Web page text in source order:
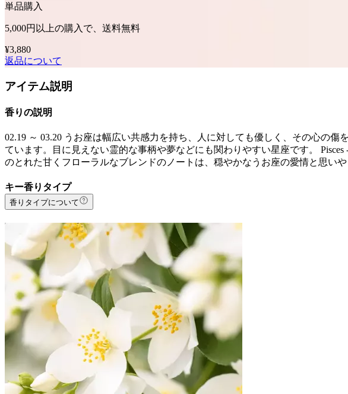
単品購入
5,000円以上の購入で、送料無料
¥3,880
返品について
アイテム説明
香りの説明
02.19 ～ 03.20 うお座は幅広い共感力を持ち、人に対しても優しく、その心の
ています。目に見えない霊的な事柄や夢などにも関わりやすい星座です。
のとれた甘くフローラルなブレンドのノートは、穏やかなうお座の愛情と思い
キー香りタイプ
香りタイプについて